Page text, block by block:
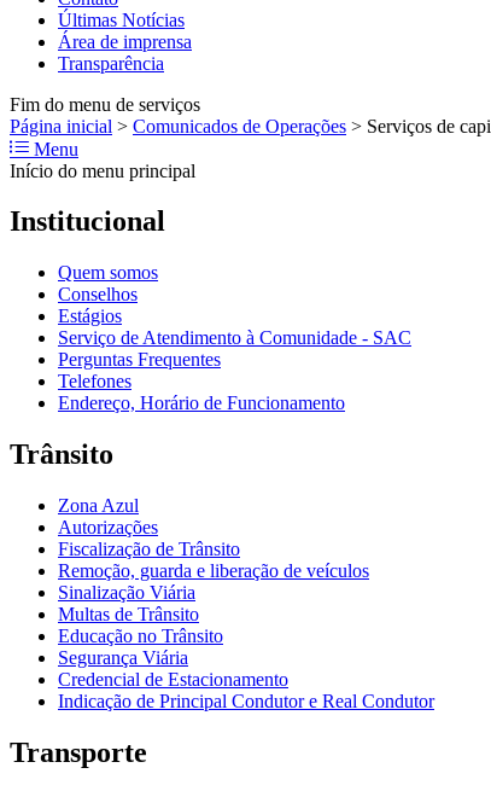
Últimas Notícias
Área de imprensa
Transparência
Fim do menu de serviços
Página inicial > Comunicados de Operações > Serviços de
Menu
Início do menu principal
Institucional
Quem somos
Conselhos
Estágios
Serviço de Atendimento à Comunidade - SAC
Perguntas Frequentes
Telefones
Endereço, Horário de Funcionamento
Trânsito
Zona Azul
Autorizações
Fiscalização de Trânsito
Remoção, guarda e liberação de veículos
Sinalização Viária
Multas de Trânsito
Educação no Trânsito
Segurança Viária
Credencial de Estacionamento
Indicação de Principal Condutor e Real Condutor
Transporte